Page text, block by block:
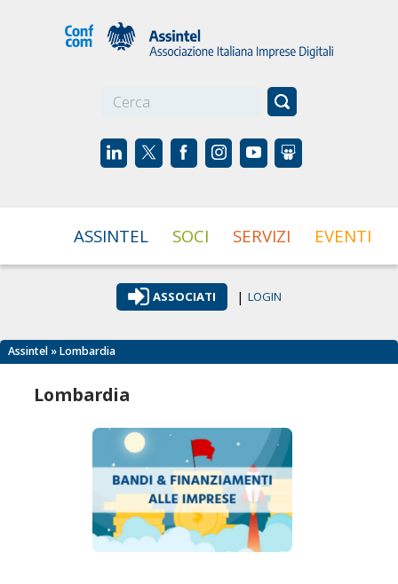
ASSINTEL SOCI SERVIZI EVENTI
ASSOCIATI | LOGIN
Assintel » Lombardia
Lombardia